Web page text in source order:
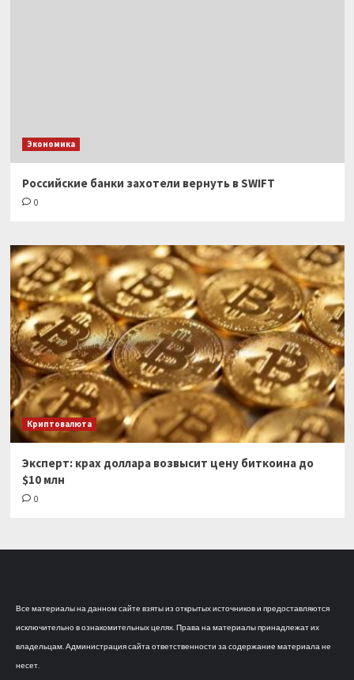
Экономика
Российские банки захотели вернуть в SWIFT
0
Криптовалюта
Эксперт: крах доллара возвысит цену биткоина до
$10 млн
0
Все материалы на данном сайте взяты из открытых источников и предоставляются
исключительно в ознакомительных целях. Права на материалы принадлежат их
владельцам. Администрация сайта ответственности за содержание материала не
несет.